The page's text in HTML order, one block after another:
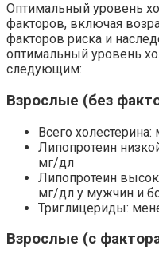
Оптимальный уровень
факторов, включая
факторов риска и
оптимальный уровень
следующим:
Взрослые (без
Всего
Липопротеин
мг/дл
Липопротеин
мг/дл у мужчин и
Триглицериды:
Взрослые (с